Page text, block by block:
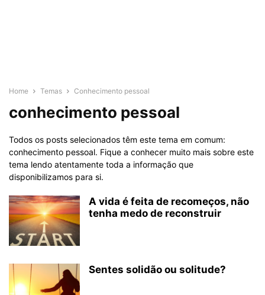
Home Temas Conhecimento pessoal
conhecimento pessoal
Todos os posts selecionados têm este tema em comum:
conhecimento pessoal. Fique a conhecer muito mais sobre este
tema lendo atentamente toda a informação que
disponibilizamos para si.
A vida é feita de recomeços, não
tenha medo de reconstruir
Sentes solidão ou solitude?